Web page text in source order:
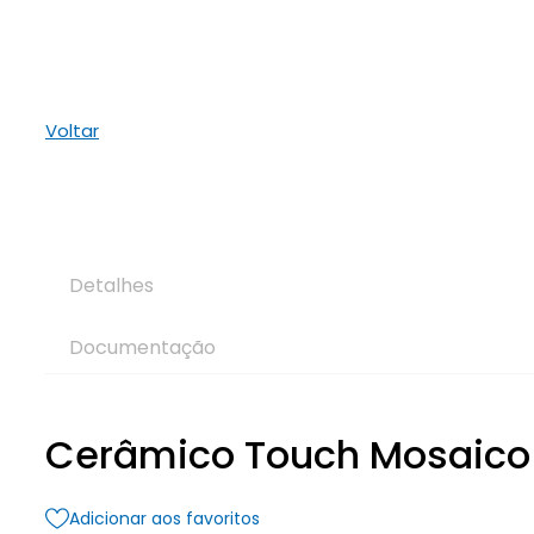
Voltar
Detalhes
Documentação
Cerâmico Touch
Adicionar aos favoritos